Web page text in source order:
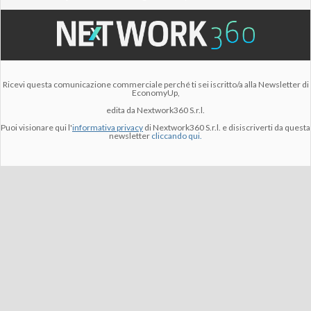
Ricevi questa comunicazione commerciale perché ti sei iscritto/a alla Newsletter di
EconomyUp,
edita da Nextwork360 S.r.l.
Puoi visionare qui l'informativa privacy di Nextwork360 S.r.l. e disiscriverti da questa
newsletter cliccando qui.